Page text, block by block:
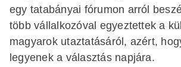
egy tatabányai fórumon arról
több vállalkozóval egyeztettek a
magyarok utaztatásáról, azért,
legyenek a választás napjára.